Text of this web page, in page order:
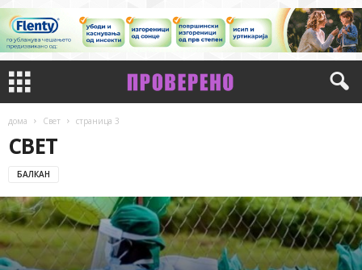
дома Свет страница 3
СВЕТ
БАЛКАН